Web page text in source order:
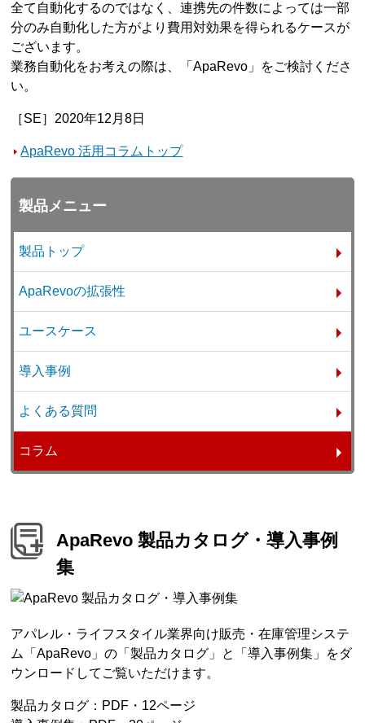
全て自動化するのではなく、連携先の件数によっては一部
分のみ自動化した方がより費用対効果を得られるケースが
ございます。
業務自動化をお考えの際は、「ApaRevo」をご検討くださ
い。
［SE］2020年12月8日
ApaRevo 活用コラムトップ
製品メニュー
製品トップ
ApaRevoの拡張性
ユースケース
導入事例
よくある質問
コラム
ApaRevo 製品カタログ・導入事例
集
アパレル・ライフスタイル業界向け販売・在庫管理システ
ム「ApaRevo」の「製品カタログ」と「導入事例集」をダ
ウンロードしてご覧いただけます。
製品カタログ：PDF・12ページ